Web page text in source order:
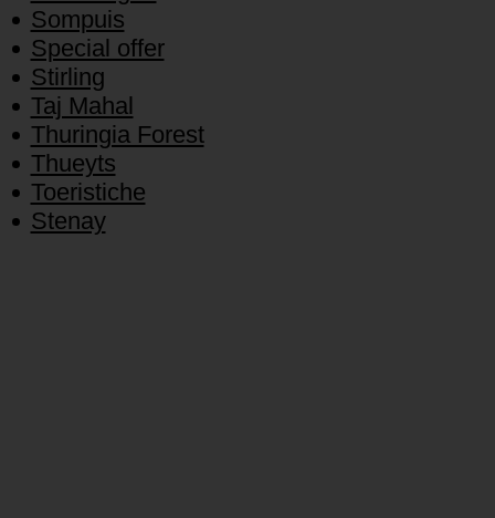
Sompuis
Special offer
Stirling
Taj Mahal
Thuringia Forest
Thueyts
Toeristiche
Stenay